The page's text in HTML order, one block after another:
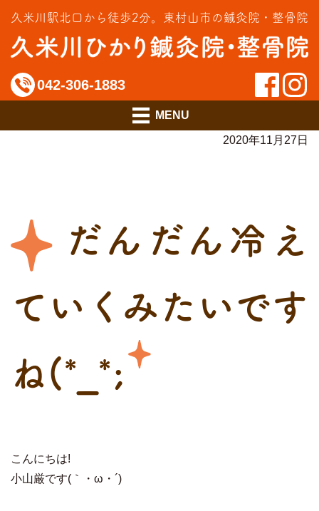
久米川駅北口から徒歩2分。 東村山市の鍼灸院・整骨院
042-306-1883
料金のご案内
アクセス
2020年11月27日
だんだん冷え
ていくみたいです
ね(*_*;
こんにちは!
小山厳です(｀・ω・´)